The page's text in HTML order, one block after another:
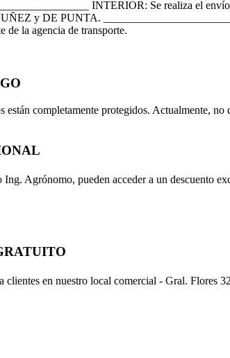
INTERIOR: Se realiza el
y DE PUNTA.
de la agencia de transporte.
están completamente protegidos. Actualmente,
Agrónomo, pueden acceder a un descuento
en nuestro local comercial - Gral. Flores